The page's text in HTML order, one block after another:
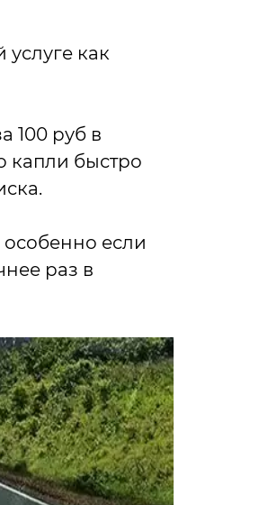
услуге как
100 руб в
капли быстро
если
раз в